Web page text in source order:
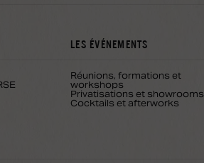
LES ÉVÉNEMENTS
Réunions, formations et
workshops
Privatisations et showrooms
Cocktails et afterworks